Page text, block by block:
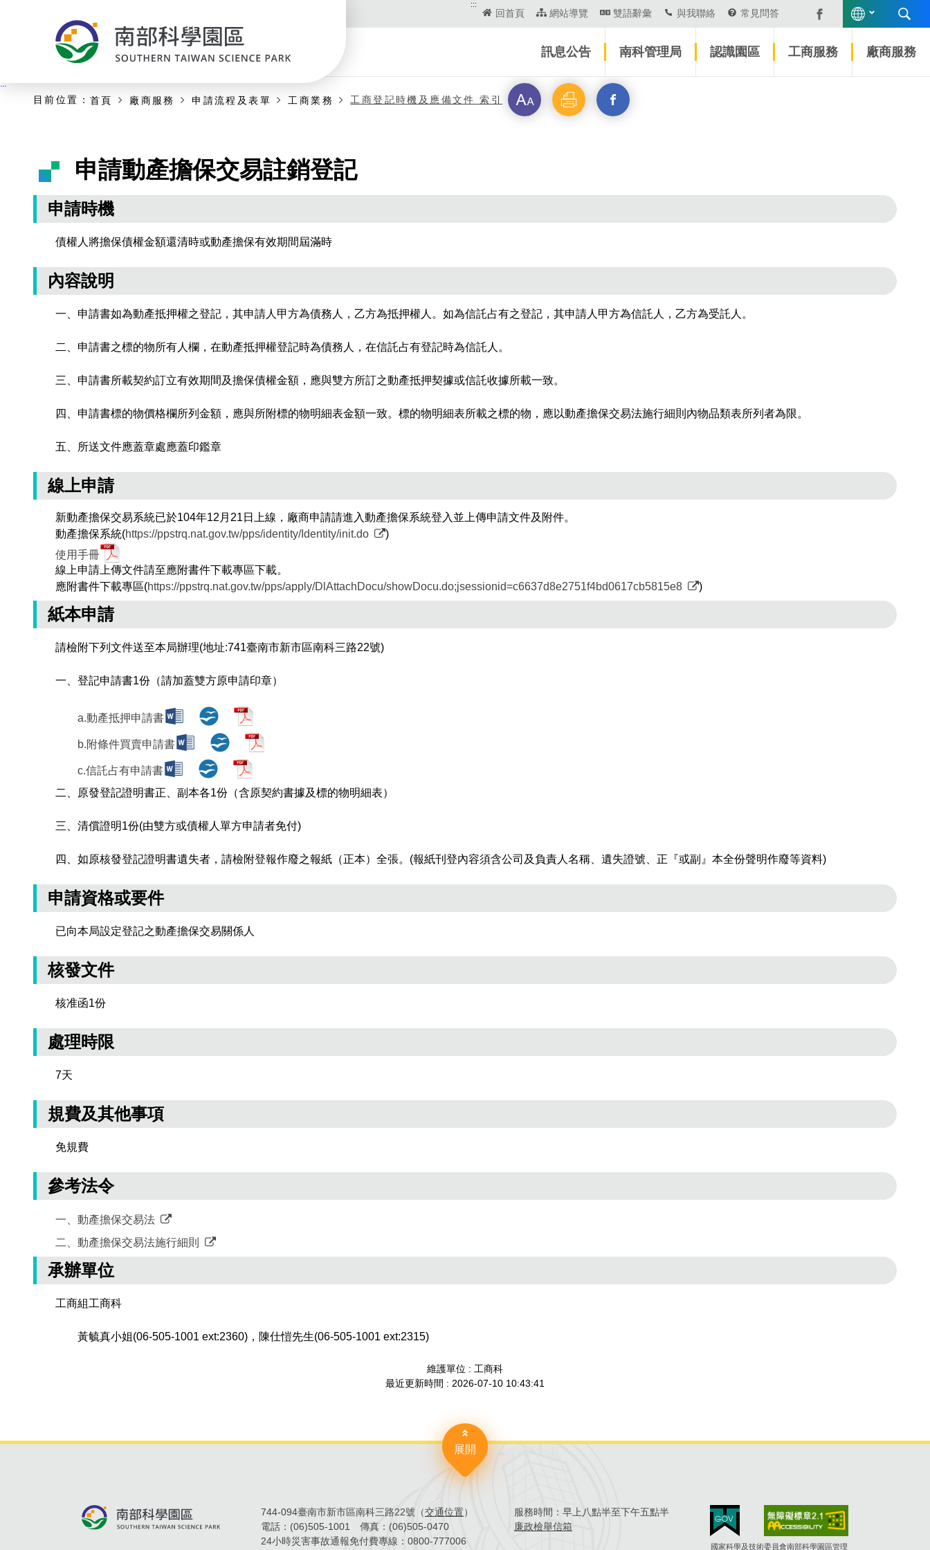
:::
回首頁 網站導覽 雙語辭彙 與我聯絡 常見問答
訊息公告 南科管理局 認識園區 工商服務 廠商服務
主要內容開始
:::
目前位置： 首頁 廠商服務 申請流程及表單 工商業務 工商登記時機及應備文件 索引 字 列 另
新
窗
_
申請動產擔保交易註銷登記
申請時機
債權人將擔保債權金額還清時或動產擔保有效期間屆滿時
內容說明
一、申請書如為動產抵押權之登記，其申請人甲方為債務人，乙方為抵押權人。如為信託占有之登記，其申請人甲方為信託人，乙方為受託人。
二、申請書之標的物所有人欄，在動產抵押權登記時為債務人，在信託占有登記時為信託人。
三、申請書所載契約訂立有效期間及擔保債權金額，應與雙方所訂之動產抵押契據或信託收據所載一致。
四、申請書標的物價格欄所列金額，應與所附標的物明細表金額一致。標的物明細表所載之標的物，應以動產擔保交易法施行細則內物品類表所列者為限。
五、所送文件應蓋章處應蓋印鑑章
線上申請
新動產擔保交易系統已於104年12月21日上線，廠商申請請進入動產擔保系統登入並上傳申請文件及附件。
動產擔保系統(https://ppstrq.nat.gov.tw/pps/identity/Identity/init.do
)
使用手冊
線上申請上傳文件請至應附書件下載專區下載。
應附書件下載專區(https://ppstrq.nat.gov.tw/pps/apply/DlAttachDocu/showDocu.do;jsessionid=c6637d8e2751f4bd0617cb5815e8 )
紙本申請
請檢附下列文件送至本局辦理(地址:741臺南市新市區南科三路22號)
一、登記申請書1份（請加蓋雙方原申請印章）
a.動產抵押申請書
b.附條件買賣申請書
c.信託占有申請書
二、原發登記證明書正、副本各1份（含原契約書據及標的物明細表）
三、清償證明1份(由雙方或債權人單方申請者免付)
四、如原核發登記證明書遺失者，請檢附登報作廢之報紙（正本）全張。(報紙刊登內容須含公司及負責人名稱、遺失證號、正『或副』本全份聲明作廢等資料)
申請資格或要件
已向本局設定登記之動產擔保交易關係人
核發文件
核准函1份
處理時限
7天
規費及其他事項
免規費
參考法令
一、動產擔保交易法
二、動產擔保交易法施行細則
承辦單位
工商組工商科
黃毓真小姐(06-505-1001 ext:2360)，陳仕愷先生(06-505-1001 ext:2315)
維護單位 : 工商科
最近更新時間 : 2026-07-10 10:43:41
展開
744-094臺南市新市區南科三路22號（交通位置）
電話： (06)505-1001 傳真： (06)505-0470
24小時災害事故通報免付費專線： 0800-777006
服務時間：早上八點半至下午五點半
廉政檢舉信箱
國家科學及技術委員會南部科學園區管理